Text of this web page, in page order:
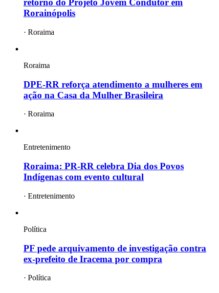
retorno do Projeto Jovem Condutor em
Rorainópolis
· Roraima
Roraima
DPE-RR reforça atendimento a mulheres em
ação na Casa da Mulher Brasileira
· Roraima
Entretenimento
Roraima: PR-RR celebra Dia dos Povos
Indígenas com evento cultural
· Entretenimento
Política
PF pede arquivamento de investigação contra
ex-prefeito de Iracema por compra
· Política